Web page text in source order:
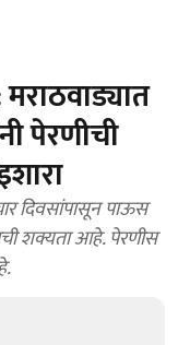
पेरणीची
दिवसांपासून पाऊस
शक्यता आहे. पेरणीस